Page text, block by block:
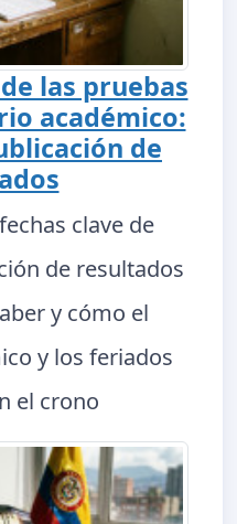
las pruebas
académico:
de
clave de
de resultados
y cómo el
y los feriados
el crono